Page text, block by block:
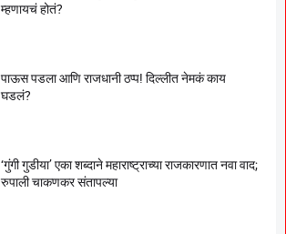
म्हणायचं होतं?
पाऊस पडला आणि राजधानी ठप्प! दिल्लीत नेमकं काय
घडलं?
‘गुंगी गुडीया’ एका शब्दाने महाराष्ट्राच्या राजकारणात नवा वाद;
रुपाली चाकणकर संतापल्या